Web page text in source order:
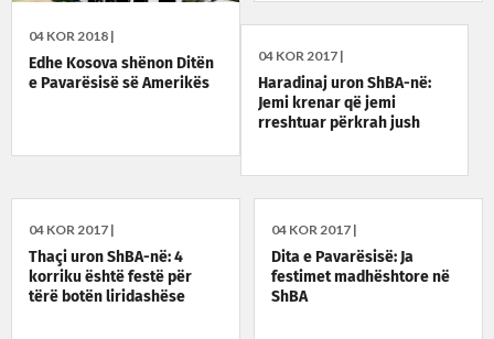
04 KOR 2018 |
Edhe Kosova shënon Ditën
e Pavarësisë së Amerikës
04 KOR 2017 |
Haradinaj uron ShBA-në:
Jemi krenar që jemi
rreshtuar përkrah jush
04 KOR 2017 |
Dita e Pavarësisë: Ja
festimet madhështore në
ShBA
04 KOR 2017 |
Thaçi uron ShBA-në: 4
korriku është festë për
tërë botën liridashëse